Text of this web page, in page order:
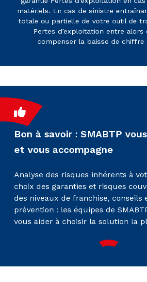
matériels. En cas de sinistre
totale ou partielle de votre outil de
Pertes d’exploitation entre alors
compenser la baisse de chiffre
Bon à savoir : SMABTP
et vous accompagne
Analyse des risques inhérents à
choix des garanties et risques
des niveaux de franchise, conseils
prévention : les équipes de
vous aider à choisir la solution la